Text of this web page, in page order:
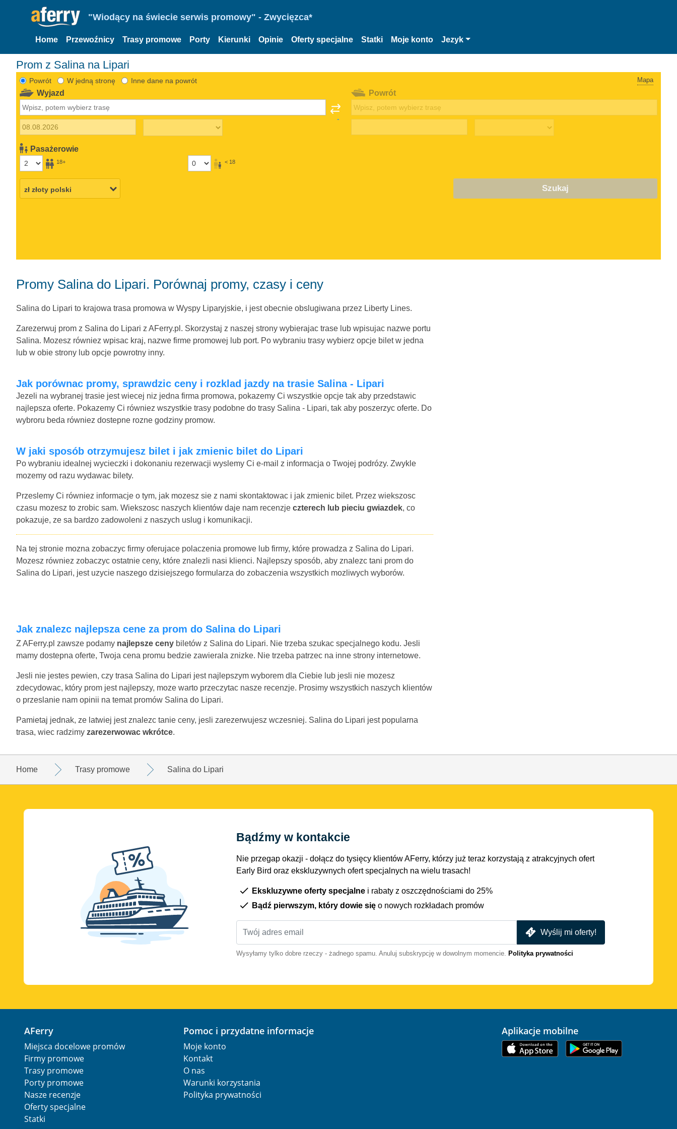
"Wiodący na świecie serwis promowy" - Zwycięzca*
Home Przewoźnicy Trasy promowe Porty Kierunki Opinie Oferty specjalne Statki Moje konto Jezyk
Prom z Salina na Lipari
Powrót W jedną stronę Inne dane na powrót Mapa
Wyjazd
Pasażerowie
18+ < 18
Powrót
Szukaj
Promy Salina do Lipari. Porównaj promy, czasy i ceny
Salina do Lipari to krajowa trasa promowa w Wyspy Liparyjskie, i jest obecnie obslugiwana przez Liberty Lines.
Zarezerwuj prom z Salina do Lipari z AFerry.pl. Skorzystaj z naszej strony wybierajac trase lub wpisujac nazwe portu
Salina. Mozesz równiez wpisac kraj, nazwe firme promowej lub port. Po wybraniu trasy wybierz opcje bilet w jedna
lub w obie strony lub opcje powrotny inny.
Jak porównac promy, sprawdzic ceny i rozklad jazdy na trasie Salina - Lipari
Jezeli na wybranej trasie jest wiecej niz jedna firma promowa, pokazemy Ci wszystkie opcje tak aby przedstawic
najlepsza oferte. Pokazemy Ci równiez wszystkie trasy podobne do trasy Salina - Lipari, tak aby poszerzyc oferte. Do
wybroru beda równiez dostepne rozne godziny promow.
W jaki sposób otrzymujesz bilet i jak zmienic bilet do Lipari
Po wybraniu idealnej wycieczki i dokonaniu rezerwacji wyslemy Ci e-mail z informacja o Twojej podrózy. Zwykle
mozemy od razu wydawac bilety.
Przeslemy Ci równiez informacje o tym, jak mozesz sie z nami skontaktowac i jak zmienic bilet. Przez wiekszosc
czasu mozesz to zrobic sam. Wiekszosc naszych klientów daje nam recenzje czterech lub pieciu gwiazdek, co
pokazuje, ze sa bardzo zadowoleni z naszych uslug i komunikacji.
Na tej stronie mozna zobaczyc firmy oferujace polaczenia promowe lub firmy, które prowadza z Salina do Lipari.
Mozesz równiez zobaczyc ostatnie ceny, które znalezli nasi klienci. Najlepszy sposób, aby znalezc tani prom do
Salina do Lipari, jest uzycie naszego dzisiejszego formularza do zobaczenia wszystkich mozliwych wyborów.
Jak znalezc najlepsza cene za prom do Salina do Lipari
Z AFerry.pl zawsze podamy najlepsze ceny biletów z Salina do Lipari. Nie trzeba szukac specjalnego kodu. Jesli
mamy dostepna oferte, Twoja cena promu bedzie zawierala znizke. Nie trzeba patrzec na inne strony internetowe.
Jesli nie jestes pewien, czy trasa Salina do Lipari jest najlepszym wyborem dla Ciebie lub jesli nie mozesz
zdecydowac, który prom jest najlepszy, moze warto przeczytac nasze recenzje. Prosimy wszystkich naszych klientów
o przeslanie nam opinii na temat promów Salina do Lipari.
Pamietaj jednak, ze latwiej jest znalezc tanie ceny, jesli zarezerwujesz wczesniej. Salina do Lipari jest popularna
trasa, wiec radzimy zarezerwowac wkrótce.
Home Trasy promowe Salina do Lipari
Bądźmy w kontakcie
Nie przegap okazji - dołącz do tysięcy klientów AFerry, którzy już teraz korzystają z atrakcyjnych ofert
Early Bird oraz ekskluzywnych ofert specjalnych na wielu trasach!
Ekskluzywne oferty specjalne i rabaty z oszczędnościami do 25%
Bądź pierwszym, który dowie się o nowych rozkładach promów
Wyślij mi oferty!
Wysyłamy tylko dobre rzeczy - żadnego spamu. Anuluj subskrypcję w dowolnym momencie. Polityka prywatności
AFerry
Miejsca docelowe promów
Firmy promowe
Trasy promowe
Porty promowe
Nasze recenzje
Oferty specjalne
Statki
Pomoc i przydatne informacje
Moje konto
Kontakt
O nas
Warunki korzystania
Polityka prywatności
Aplikacje mobilne